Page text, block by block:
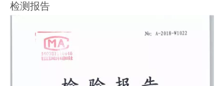
检测报告